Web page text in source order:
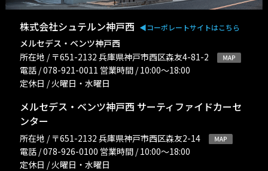
株式会社シュテルン神戸西 ◀︎コーポレートサイトはこちら
メルセデス・ベンツ神戸西
所在地 / 〒651-2132 兵庫県神戸市西区森友4-81-2
電話 / 078-921-0011 営業時間 / 10:00〜18:00
定休日 / 火曜日・水曜日
メルセデス・ベンツ神戸西 サーティファイドカーセ
ンター
所在地 / 〒651-2132 兵庫県神戸市西区森友2-14
電話 / 078-926-0100 営業時間 / 10:00〜18:00
定休日 / 火曜日・水曜日